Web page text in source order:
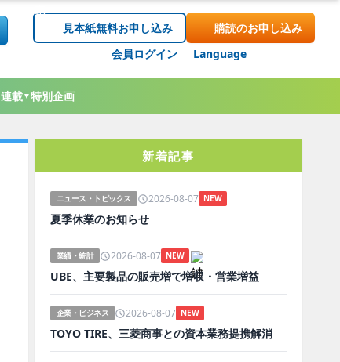
見本紙無料お申し込み
購読のお申し込み
会員ログイン
Language
連載▼特別企画
新着記事
ニュース・トピックス 2026-08-07 NEW
夏季休業のお知らせ
業績・統計 2026-08-07 NEW
UBE、主要製品の販売増で増収・営業増益
企業・ビジネス 2026-08-07 NEW
TOYO TIRE、三菱商事との資本業務提携解消